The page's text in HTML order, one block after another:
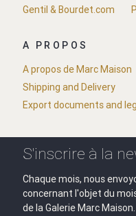
Gentil & Bourdet.com
A PROPOS
A propos de Marc Maison
Shipping and Delivery
Export documents and
S'inscrire à la
Chaque mois, nous
concernant l'objet du
de la Galerie Marc Maison.